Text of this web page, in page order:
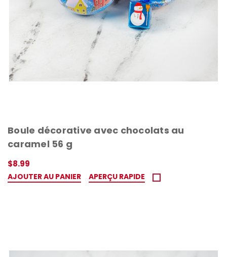
Boule décorative avec chocolats au
caramel 56 g
$8.99
AJOUTER AU PANIER APERÇU RAPIDE